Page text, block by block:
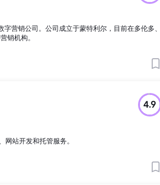
营销公司。公司成立于蒙特利尔，目前在多伦多、
销机构。
4.9
站开发和托管服务。